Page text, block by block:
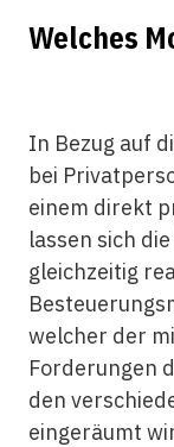
Welches
In Bezug auf
bei
einem direkt
lassen sich
gleichzeitig
welcher der
Forderungen
den
eingeräumt